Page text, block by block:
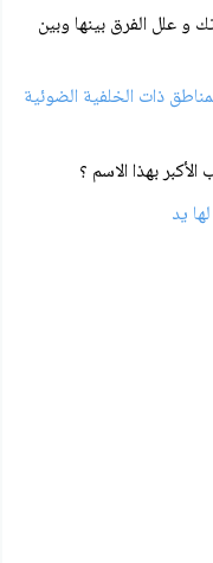
علل الفرق بينها وبين
ذات الخلفية الضوئية
بهذا الاسم ؟
يد